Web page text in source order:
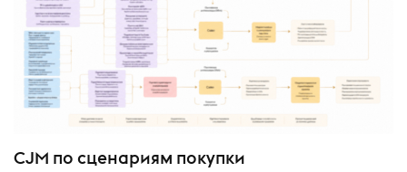
CJM по сценариям покупки